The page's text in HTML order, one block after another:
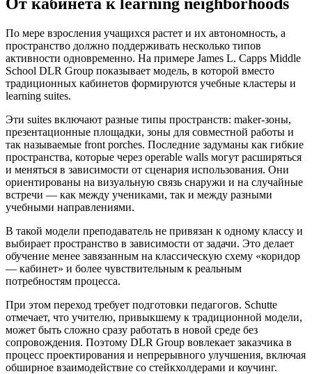
По мере взросления учащихся растет и их автономность, а
пространство должно поддерживать несколько типов
активности одновременно. На примере James L. Capps Middle
School DLR Group показывает модель, в которой вместо
традиционных кабинетов формируются учебные кластеры и
learning suites.
Эти suites включают разные типы пространств: maker-зоны,
презентационные площадки, зоны для совместной работы и
так называемые front porches. Последние задуманы как гибкие
пространства, которые через operable walls могут расширяться
и меняться в зависимости от сценария использования. Они
ориентированы на визуальную связь снаружи и на случайные
встречи — как между учениками, так и между разными
учебными направлениями.
В такой модели преподаватель не привязан к одному классу и
выбирает пространство в зависимости от задачи. Это делает
обучение менее завязанным на классическую схему «коридор
— кабинет» и более чувствительным к реальным
потребностям процесса.
При этом переход требует подготовки педагогов. Schutte
отмечает, что учителю, привыкшему к традиционной модели,
может быть сложно сразу работать в новой среде без
сопровождения. Поэтому DLR Group вовлекает заказчика в
процесс проектирования и непрерывного улучшения, включая
обширное взаимодействие со стейкхолдерами и коучинг.